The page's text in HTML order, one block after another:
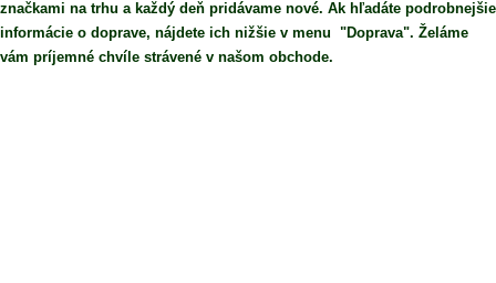
značkami na trhu a každý deň pridávame nové. Ak hľadáte podrobnejšie
informácie o doprave, nájdete ich nižšie v menu "Doprava". Želáme
vám príjemné chvíle strávené v našom obchode.